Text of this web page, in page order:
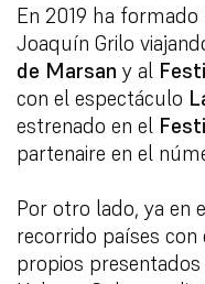
En 2019 ha
Joaquín Grilo
de Marsan y al
con el espectáculo
estrenado en el
partenaire en el
Por otro lado, ya en
recorrido países con
propios presentados